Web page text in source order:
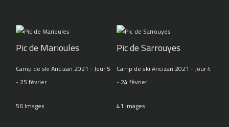
Pic de Marioules
Camp de ski Ancizan 2021 - Jour 5
- 25 février
56 Images
Pic de Sarrouyes
Camp de ski Ancizan 2021 - Jour 4
- 24 février
41 Images